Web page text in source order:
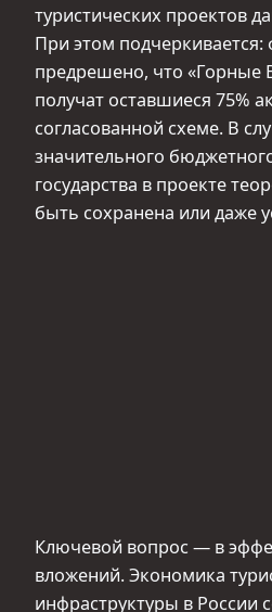
туристических проектов
При этом
предрешено, что «Горные
получат оставшиеся 75%
согласованной схеме. В
значительного
государства в проекте
быть сохранена или даже
Ключевой вопрос — в
вложений. Экономика
инфраструктуры в России